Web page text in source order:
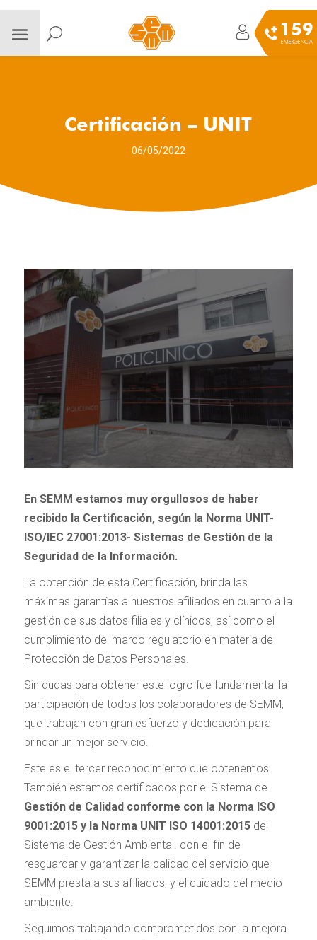
159
EMERGENCIA
Certificación – UNIT
06/05/2022
En SEMM estamos muy orgullosos de haber
recibido la Certificación, según la Norma UNIT-
ISO/IEC 27001:2013- Sistemas de Gestión de la
Seguridad de la Información.
La obtención de esta Certificación, brinda las
máximas garantías a nuestros afiliados en cuanto a la
gestión de sus datos filiales y clínicos, así como el
cumplimiento del marco regulatorio en materia de
Protección de Datos Personales.
Sin dudas para obtener este logro fue fundamental la
participación de todos los colaboradores de SEMM,
que trabajan con gran esfuerzo y dedicación para
brindar un mejor servicio.
Este es el tercer reconocimiento que obtenemos.
También estamos certificados por el Sistema de
Gestión de Calidad conforme con la Norma ISO
9001:2015 y la Norma UNIT ISO 14001:2015del
Sistema de Gestión Ambiental. con el fin de
resguardar y garantizar la calidad del servicio que
SEMM presta a sus afiliados, y el cuidado del medio
ambiente.
Seguimos trabajando comprometidos con la mejora